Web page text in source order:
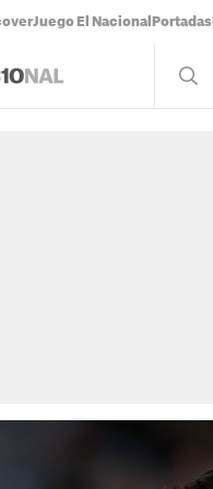
Juego El Nacional Portadas